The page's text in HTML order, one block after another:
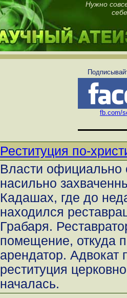
Нужно
fb.com/
Реституция по-
Власти официально
насильно
Кадашах, где до
находился
Грабаря.
помещение, откуда
арендатор. Адвокат
реституция
началась.